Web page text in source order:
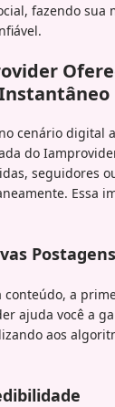
fazendo sua
cenário digital
do
seguidores
Essa
Postagens
conteúdo, a
ajuda você a
aos